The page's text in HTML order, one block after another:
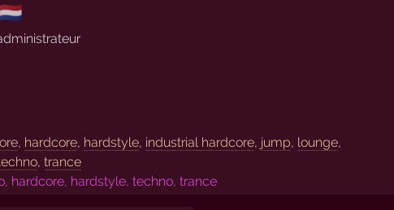
🇳🇱
, hardcore, hardstyle, industrial hardcore, jump, lounge,
,trance
hardcore, hardstyle, techno, trance